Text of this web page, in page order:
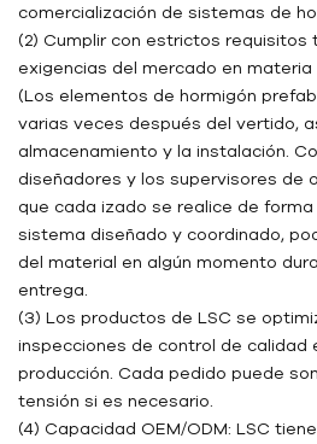
comercialización de sistemas de
(2) Cumplir con estrictos
exigencias del mercado en materia
(Los elementos de hormigón
varias veces después del vertido,
almacenamiento y la instalación.
diseñadores y los supervisores de
que cada izado se realice de forma
sistema diseñado y coordinado,
del material en algún momento
entrega.
(3) Los productos de LSC se
inspecciones de control de calidad
producción. Cada pedido puede
tensión si es necesario.
(4) Capacidad OEM/ODM: LSC